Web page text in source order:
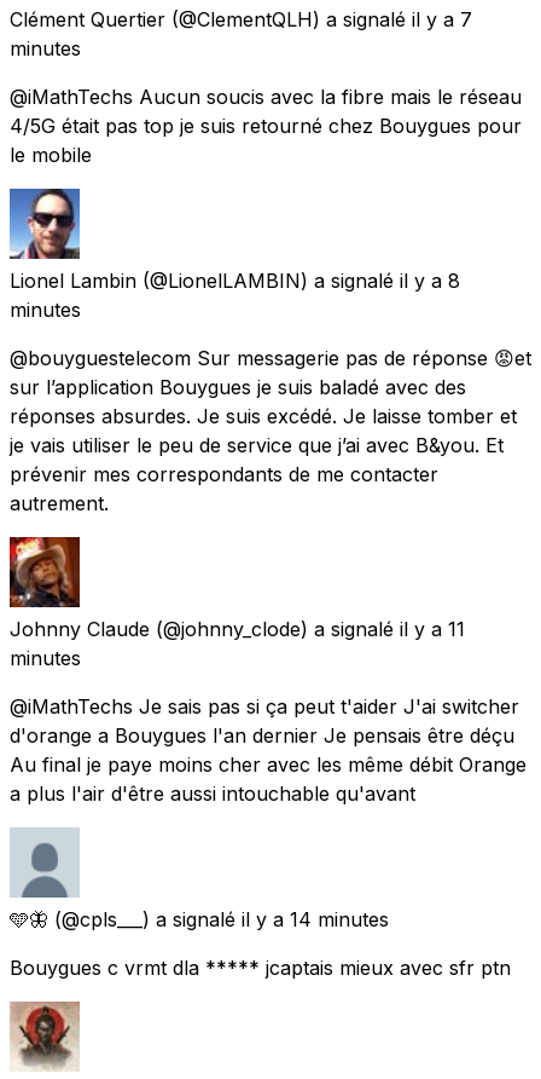
Clément Quertier (@ClementQLH) a signalé il y a 7
minutes
@iMathTechs Aucun soucis avec la fibre mais le réseau
4/5G était pas top je suis retourné chez Bouygues pour
le mobile
Lionel Lambin (@LionelLAMBIN) a signalé il y a 8
minutes
@bouyguestelecom Sur messagerie pas de réponse 😡et
sur l’application Bouygues je suis baladé avec des
réponses absurdes. Je suis excédé. Je laisse tomber et
je vais utiliser le peu de service que j’ai avec B&you. Et
prévenir mes correspondants de me contacter
autrement.
Johnny Claude (@johnny_clode) a signalé il y a 11
minutes
@iMathTechs Je sais pas si ça peut t'aider J'ai switcher
d'orange a Bouygues l'an dernier Je pensais être déçu
Au final je paye moins cher avec les même débit Orange
a plus l'air d'être aussi intouchable qu'avant
🩵🦋 (@cpls___) a signalé il y a 14 minutes
Bouygues c vrmt dla ***** jcaptais mieux avec sfr ptn